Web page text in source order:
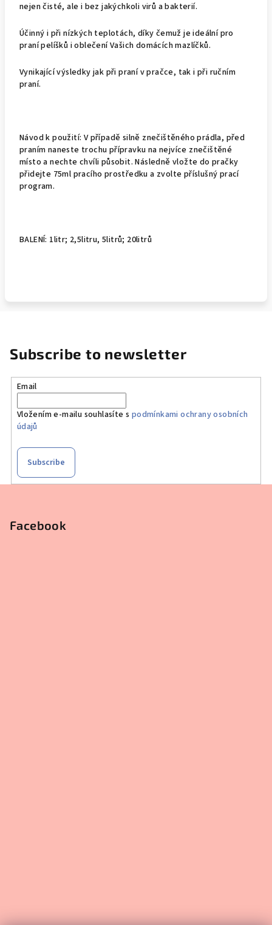
nejen čisté, ale i bez jakýchkoli virů a bakterií.
Účinný i při nízkých teplotách, díky čemuž je ideální pro
praní pelíšků i oblečení Vašich domácích mazlíčků.
Vynikající výsledky jak při praní v pračce, tak i při ručním
praní.
Návod k použití: V případě silně znečištěného prádla, před
praním naneste trochu přípravku na nejvíce znečištěné
místo a nechte chvíli působit. Následně vložte do pračky
přidejte 75ml pracího prostředku a zvolte příslušný prací
program.
BALENÍ: 1litr; 2,5litru, 5litrů; 20litrů
Subscribe to newsletter
Email
Vložením e-mailu souhlasíte s podmínkami ochrany osobních
údajů
Subscribe
Facebook